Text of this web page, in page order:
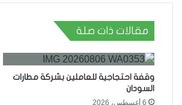
مقالات ذات صلة
وقفة احتجاجية للعاملين بشركة مطارات
السودان
6 أغسطس، 2026